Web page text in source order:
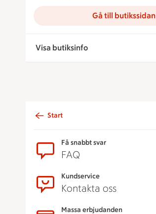
Gå till butikssidan
Visa butiksinfo
Start
Få snabbt svar
FAQ
Kundservice
Kontakta oss
Massa erbjudanden